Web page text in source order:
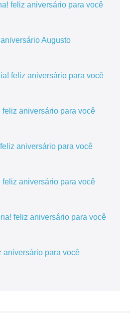
feliz aniversário para você
Augusto
feliz aniversário para você
feliz aniversário para você
aniversário para você
feliz aniversário para você
feliz aniversário para você
aniversário para você